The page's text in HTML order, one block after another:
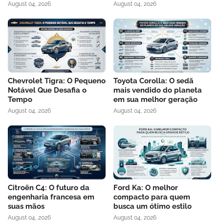
August 04, 2026 August 04, 2026
Chevrolet Tigra: O Pequeno
Notável Que Desafia o
Tempo
August 04, 2026
Toyota Corolla: O sedã
mais vendido do planeta
em sua melhor geração
August 04, 2026
Citroën C4: O futuro da
engenharia francesa em
suas mãos
August 04, 2026
Ford Ka: O melhor
compacto para quem
busca um ótimo estilo
August 04, 2026